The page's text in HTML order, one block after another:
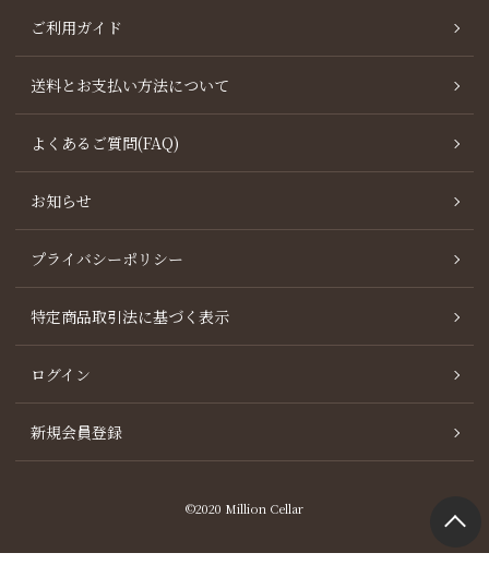
ご利用ガイド
送料とお支払い方法について
よくあるご質問(FAQ)
お知らせ
プライバシーポリシー
特定商品取引法に基づく表示
ログイン
新規会員登録
©2020 Million Cellar